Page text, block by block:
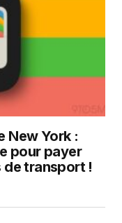
New York :
pour payer
transport !